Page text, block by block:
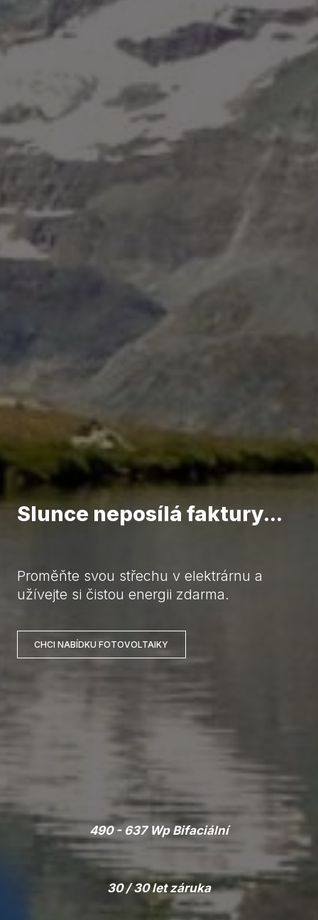
Slunce neposílá faktury...
Proměňte svou střechu v elektrárnu a
užívejte si čistou energii zdarma.
CHCI NABÍDKU FOTOVOLTAIKY
490 - 637 Wp Bifaciální
30 / 30 let záruka